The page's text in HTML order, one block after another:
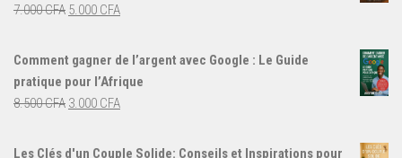
7.000CFA Le
était :
7.000 CFA.
5.000 CFALe
actuel
est :
Comment gagner de l’argent avec Google : Le Guide
pratique pour l’Afrique
8.500CFA Le
initial
3.000 CFALe
actuel
Les Clés d'un Couple Solide: Conseils et Inspirations pour